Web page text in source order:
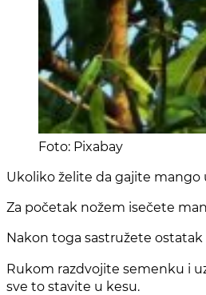
Foto: Pixabay
Ukoliko želite da gajite mango
Za početak nožem isečete
Nakon toga sastružete
Rukom razdvojite semenku i
sve to stavite u kesu.